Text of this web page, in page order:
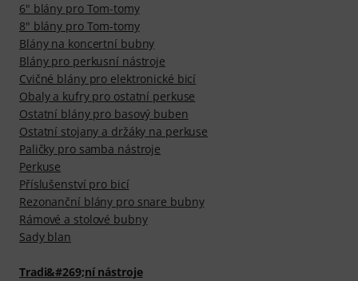
6" blány pro Tom-tomy
8" blány pro Tom-tomy
Blány na koncertní bubny
Blány pro perkusní nástroje
Cvičné blány pro elektronické bicí
Obaly a kufry pro ostatní perkuse
Ostatní blány pro basový buben
Ostatní stojany a držáky na perkuse
Paličky pro samba nástroje
Perkuse
Příslušenství pro bicí
Rezonanční blány pro snare bubny
Rámové a stolové bubny
Sady blan
Tradi&#269;ní nástroje